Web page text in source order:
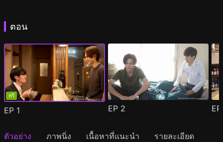
ตอน
ฟรี
EP 1 EP 2
ตัวอย่าง ภาพนิ่ง เนื้อหาที่แนะนำ รายละเอียด